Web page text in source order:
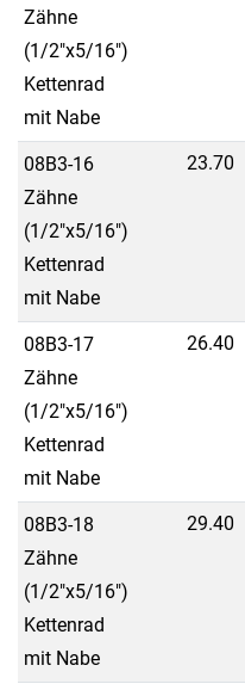
Zähne
(1/2"x5/16")
Kettenrad
mit Nabe
08B3-16
Zähne
(1/2"x5/16")
Kettenrad
mit Nabe
23.70
08B3-17
Zähne
(1/2"x5/16")
Kettenrad
mit Nabe
26.40
08B3-18
Zähne
(1/2"x5/16")
Kettenrad
mit Nabe
29.40